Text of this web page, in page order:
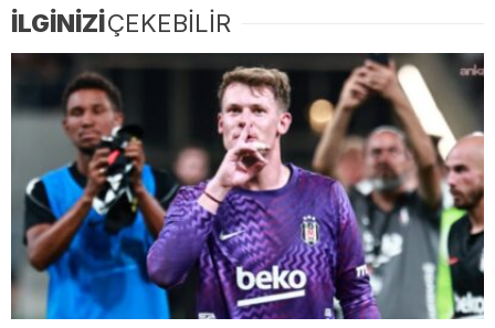
İLGİNİZİÇEKEBİLİR